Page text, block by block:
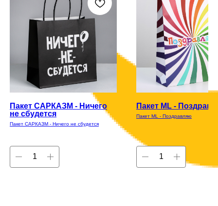
Пакет САРКАЗМ - Ничего
не сбудется
Пакет САРКАЗМ - Ничего не сбудется
Пакет ML -
Пакет ML - Поздравляю